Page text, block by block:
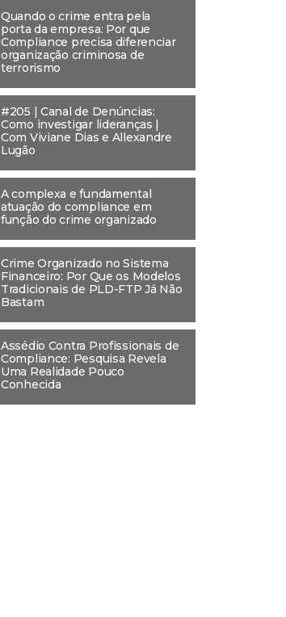
Quando o crime entra pela
porta da empresa: Por que
Compliance precisa diferenciar
organização criminosa de
terrorismo
#205 | Canal de Denúncias:
Como investigar lideranças |
Com Viviane Dias e Allexandre
Lugão
A complexa e fundamental
atuação do compliance em
função do crime organizado
Crime Organizado no Sistema
Financeiro: Por Que os Modelos
Tradicionais de PLD-FTP Já Não
Bastam
Assédio Contra Profissionais de
Compliance: Pesquisa Revela
Uma Realidade Pouco
Conhecida